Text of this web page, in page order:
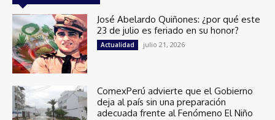
José Abelardo Quiñones: ¿por qué este
23 de julio es feriado en su honor?
Actualidad julio 21, 2026
ComexPerú advierte que el Gobierno
deja al país sin una preparación
adecuada frente al Fenómeno El Niño